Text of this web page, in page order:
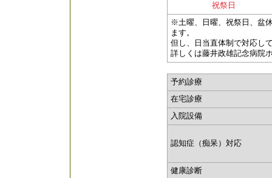
祝祭日
※土曜、日曜、祝祭日、盆
ます。
但し、日当直体制で対応し
詳しくは藤井政雄記念病院
予約診療
在宅診療
入院設備
認知症（痴呆）対応
健康診断